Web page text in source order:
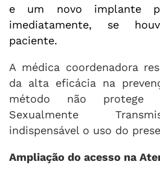
e um novo implante
imediatamente, se
paciente.
A médica coordenadora
da alta eficácia na
método não protege
Sexualmente
indispensável o uso do
Ampliação do acesso na